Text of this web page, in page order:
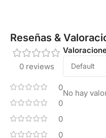
Reseñas &
0 reviews
0
0
0
0
No hay